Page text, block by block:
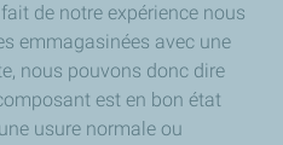
de notre expérience nous
emmagasinées avec une
nous pouvons donc dire
est en bon état
usure normale ou